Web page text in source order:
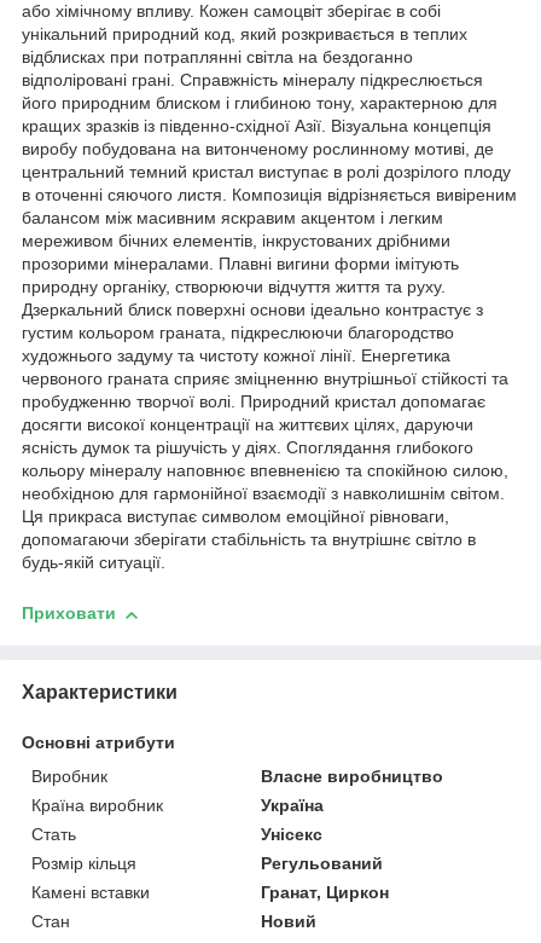
або хімічному впливу. Кожен самоцвіт зберігає в собі
унікальний природний код, який розкривається в теплих
відблисках при потраплянні світла на бездоганно
відполіровані грані. Справжність мінералу підкреслюється
його природним блиском і глибиною тону, характерною для
кращих зразків із південно-східної Азії. Візуальна концепція
виробу побудована на витонченому рослинному мотиві, де
центральний темний кристал виступає в ролі дозрілого плоду
в оточенні сяючого листя. Композиція відрізняється вивіреним
балансом між масивним яскравим акцентом і легким
мереживом бічних елементів, інкрустованих дрібними
прозорими мінералами. Плавні вигини форми імітують
природну органіку, створюючи відчуття життя та руху.
Дзеркальний блиск поверхні основи ідеально контрастує з
густим кольором граната, підкреслюючи благородство
художнього задуму та чистоту кожної лінії. Енергетика
червоного граната сприяє зміцненню внутрішньої стійкості та
пробудженню творчої волі. Природний кристал допомагає
досягти високої концентрації на життєвих цілях, даруючи
ясність думок та рішучість у діях. Споглядання глибокого
кольору мінералу наповнює впевненією та спокійною силою,
необхідною для гармонійної взаємодії з навколишнім світом.
Ця прикраса виступає символом емоційної рівноваги,
допомагаючи зберігати стабільність та внутрішнє світло в
будь-якій ситуації.
Приховати
Характеристики
Основні атрибути
Виробник
Власне виробництво
Країна виробник
Україна
Стать
Унісекс
Розмір кільця
Регульований
Камені вставки
Гранат, Циркон
Стан
Новий